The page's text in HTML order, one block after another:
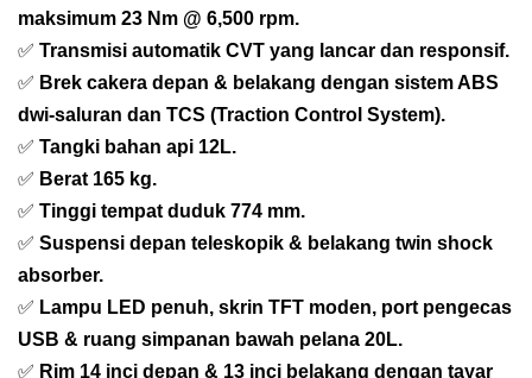
maksimum 23 Nm @ 6,500 rpm.
✅ Transmisi automatik CVT yang lancar dan responsif.
✅ Brek cakera depan & belakang dengan sistem ABS
dwi-saluran dan TCS (Traction Control System).
✅ Tangki bahan api 12L.
✅ Berat 165 kg.
✅ Tinggi tempat duduk 774 mm.
✅ Suspensi depan teleskopik & belakang twin shock
absorber.
✅ Lampu LED penuh, skrin TFT moden, port pengecas
USB & ruang simpanan bawah pelana 20L.
✅ Rim 14 inci depan & 13 inci belakang dengan tayar